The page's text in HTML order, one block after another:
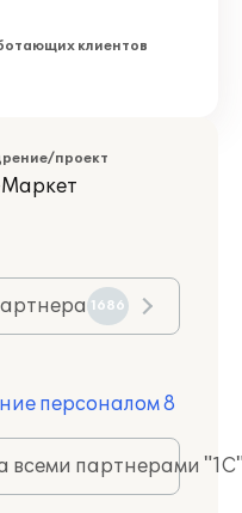
клиентов
проект
1686
персоналом 8
всеми партнерами